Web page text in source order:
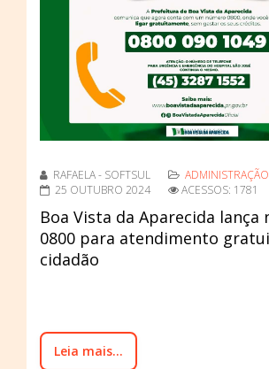
RAFAELA - SOFTSUL
ADMINISTRAÇÃO
25 OUTUBRO 2024
ACESSOS: 1781
Boa Vista da Aparecida lança
0800 para atendimento
cidadão
Leia mais...